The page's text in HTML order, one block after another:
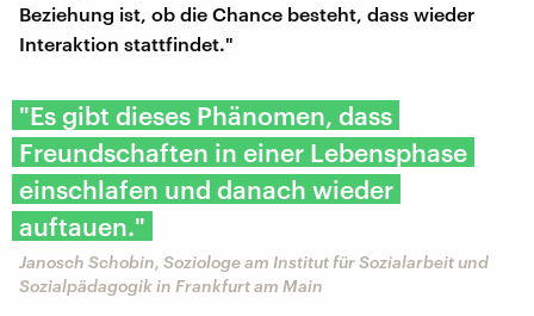
Beziehung ist, ob die Chance besteht, dass wieder
Interaktion stattfindet."
"Es gibt dieses Phänomen, dass
Freundschaften in einer Lebensphase
einschlafen und danach wieder
auftauen."
Janosch Schobin, Soziologe am Institut für Sozialarbeit und
Sozialpädagogik in Frankfurt am Main